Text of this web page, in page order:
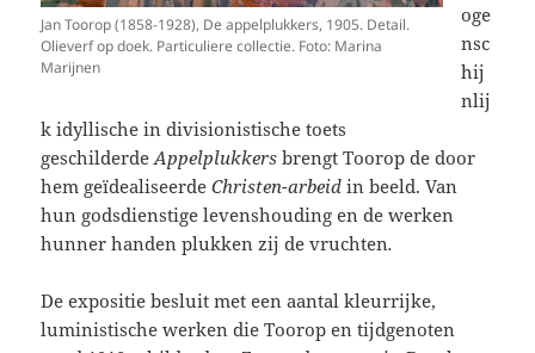
Jan Toorop (1858-1928), De appelplukkers, 1905. Detail.
Olieverf op doek. Particuliere collectie. Foto: Marina
Marijnen
oge
nsc
hij
nlij
k idyllische in divisionistische toets
geschilderdeAppelplukkers brengt Toorop de door
hem geïdealiseerdeChristen-arbeid in beeld. Van
hun godsdienstige levenshouding en de werken
hunner handen plukken zij de vruchten.
De expositie besluit met een aantal kleurrijke,
luministische werken die Toorop en tijdgenoten